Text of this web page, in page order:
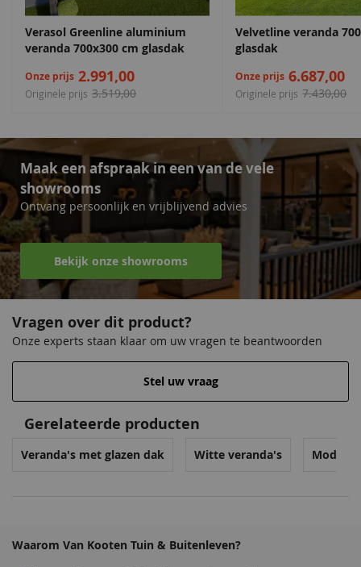
Verasol Greenline aluminium
veranda 700x300 cm glasdak
Originele prijs 3.519,00
Onze prijs 2.991,00
Velvetline veranda
glasdak
Originele prijs 7.430,00
Onze prijs 6.687,00
Maak een afspraak in een van de vele
showrooms
Ontvang persoonlijk en vrijblijvend advies
Bekijk onze showrooms
Vragen over dit product?
Onze experts staan klaar om uw vragen te beantwoorden
Stel uw vraag
Gerelateerde producten
Veranda's met glazen dak Witte veranda's
Waarom Van Kooten Tuin & Buitenleven?